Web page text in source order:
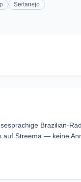
Sertanejo
Brazilian-
Streema — keine